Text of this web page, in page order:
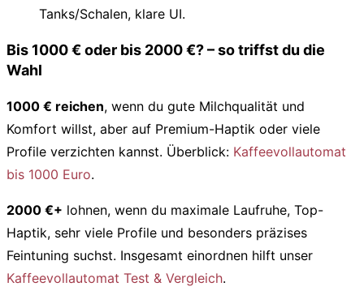
Tanks/Schalen, klare UI.
Bis 1000 € oder bis 2000 €? – so triffst du die
Wahl
1000 € reichen, wenn du gute Milchqualität und
Komfort willst, aber auf Premium-Haptik oder viele
Profile verzichten kannst. Überblick: Kaffeevollautomat
bis 1000 Euro.
2000 €+ lohnen, wenn du maximale Laufruhe, Top-
Haptik, sehr viele Profile und besonders präzises
Feintuning suchst. Insgesamt einordnen hilft unser
Kaffeevollautomat Test & Vergleich.